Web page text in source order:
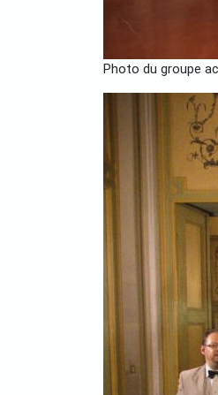
Photo du groupe